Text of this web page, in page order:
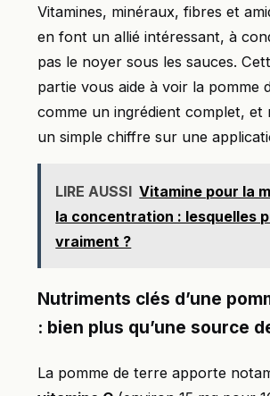
Vitamines, minéraux, fibres et
en font un allié intéressant, à
pas le noyer sous les sauces.
partie vous aide à voir la pomme
comme un ingrédient complet, et
un simple chiffre sur une
LIRE AUSSI Vitamine pour la
la concentration : lesquelles
vraiment ?
Nutriments clés d’une
: bien plus qu’une source
La pomme de terre apporte